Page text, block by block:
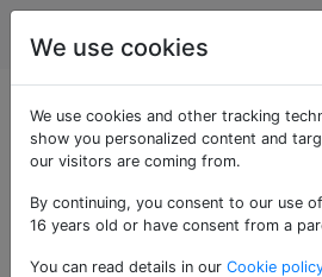
Programmierung
Was ist der
des
We use cookies
We use cookies and other tracking
show you personalized content and
our visitors are coming from.
By continuing, you consent to our use
16 years old or have consent from a
You can read details in our Cookie